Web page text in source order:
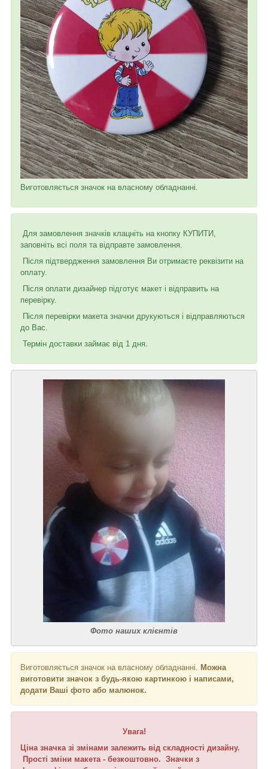
Виготовляється значок на власному обладнанні.
Для замовлення значків клацніть на кнопку КУПИТИ,
заповніть всі поля та відправте замовлення.
Після підтвердження замовлення Ви отримаєте реквізити на
оплату.
Після оплати дизайнер підготує макет і відправить на
перевірку.
Після перевірки макета значки друкуються і відправляються
до Вас.
Термін доставки займає від 1 дня.
Фото наших клієнтів
Виготовляється значок на власному обладнанні. Можна
виготовити значок з будь-якою картинкою і написами,
додати Ваші фото або малюнок.
Увага!
Ціна значка зі змінами залежить від складності дизайну.
Прості зміни макета - безкоштовно. Значки з